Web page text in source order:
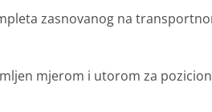
zasnovanog na
mjerom i utorom za